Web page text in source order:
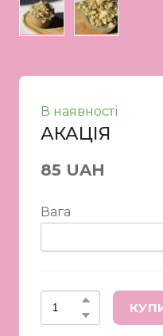
В наявності
АКАЦІЯ
85 UAH
Вага